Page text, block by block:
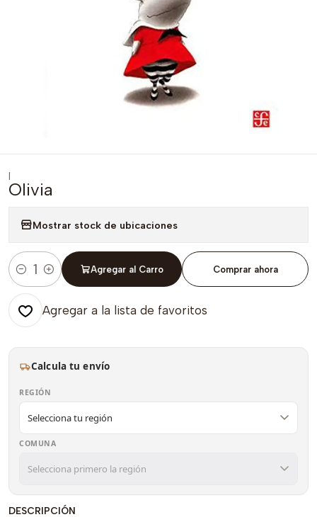
|
Olivia
Mostrar stock de ubicaciones
Cantidad
Agregar al Carro Comprar ahora
Agregar a la lista de favoritos
Calcula tu envío
REGIÓN
COMUNA
DESCRIPCIÓN